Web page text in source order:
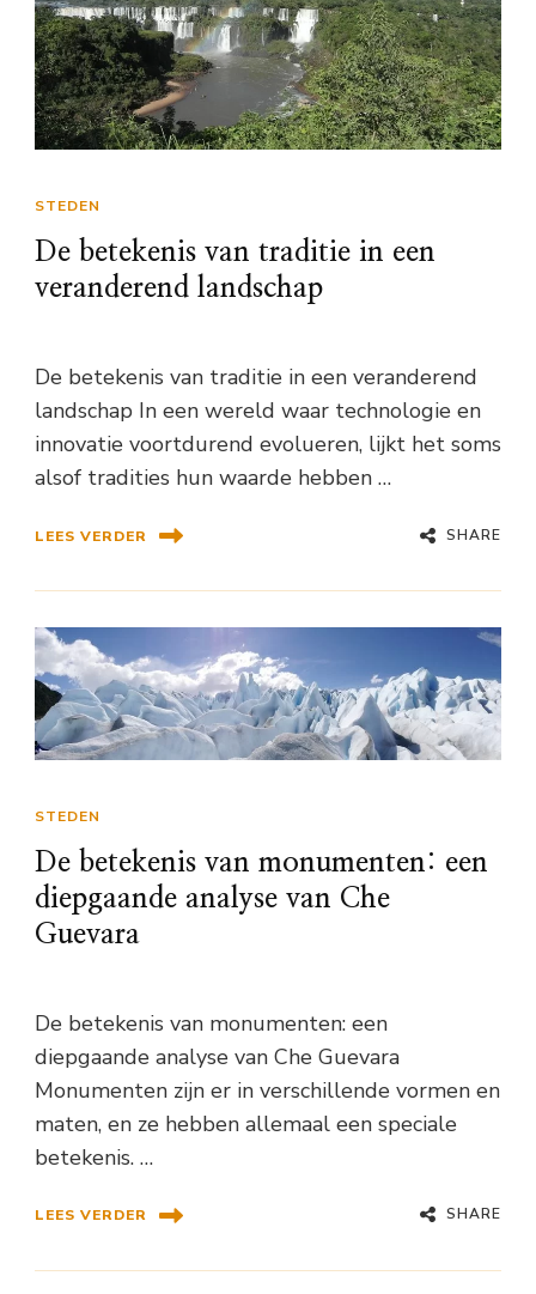
STEDEN
De betekenis van traditie in een
veranderend landschap
De betekenis van traditie in een veranderend
landschap In een wereld waar technologie en
innovatie voortdurend evolueren, lijkt het soms
alsof tradities hun waarde hebben …
LEES VERDER SHARE
STEDEN
De betekenis van monumenten: een
diepgaande analyse van Che
Guevara
De betekenis van monumenten: een
diepgaande analyse van Che Guevara
Monumenten zijn er in verschillende vormen en
maten, en ze hebben allemaal een speciale
betekenis. …
LEES VERDER SHARE